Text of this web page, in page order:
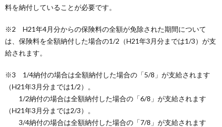
料を納付していることが必要です。
※2 H21年4月分からの保険料の全額が免除された期間について
は、保険料を全額納付した場合の1/2（H21年3月分までは1/3）が支
給されます。
※3 1/4納付の場合は全額納付した場合の「5/8」が支給されます
（H21年3月分までは1/2）。
1/2納付の場合は全額納付した場合の「6/8」が支給されます
（H21年3月分までは2/3）。
3/4納付の場合は全額納付した場合の「7/8」が支給されます